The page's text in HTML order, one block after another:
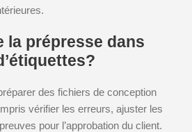
la prépresse dans
des fichiers de conception
vérifier les erreurs, ajuster les
pour l’approbation du client.